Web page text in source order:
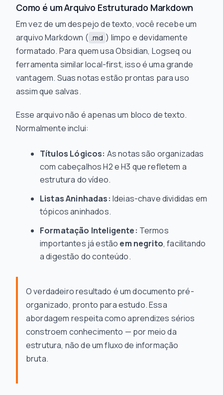
Como é um Arquivo Estruturado Markdown
Em vez de um despejo de texto, você recebe um
arquivo Markdown ( .md ) limpo e devidamente
formatado. Para quem usa Obsidian, Logseq ou
ferramenta similar local-first, isso é uma grande
vantagem. Suas notas estão prontas para uso
assim que salvas.
Esse arquivo não é apenas um bloco de texto.
Normalmente inclui:
Títulos Lógicos: As notas são organizadas
com cabeçalhos H2 e H3 que refletem a
estrutura do vídeo.
Listas Aninhadas: Ideias-chave divididas em
tópicos aninhados.
Formatação Inteligente: Termos
importantes já estão em negrito, facilitando
a digestão do conteúdo.
O verdadeiro resultado é um documento pré-
organizado, pronto para estudo. Essa
abordagem respeita como aprendizes sérios
constroem conhecimento — por meio da
estrutura, não de um fluxo de informação
bruta.